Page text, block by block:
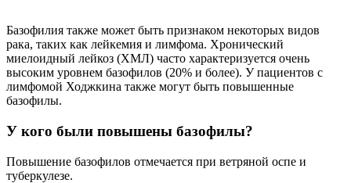
Базофилия также может быть признаком некоторых видов
рака, таких как лейкемия и лимфома. Хронический
миелоидный лейкоз (ХМЛ) часто характеризуется очень
высоким уровнем базофилов (20% и более). У пациентов с
лимфомой Ходжкина также могут быть повышенные
базофилы.
У кого были повышены базофилы?
Повышение базофилов отмечается при ветряной оспе и
туберкулезе.